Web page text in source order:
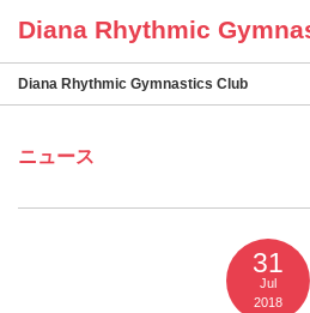
Diana Rhythmic Gymnastics Club
ニュース
31
Jul
2018